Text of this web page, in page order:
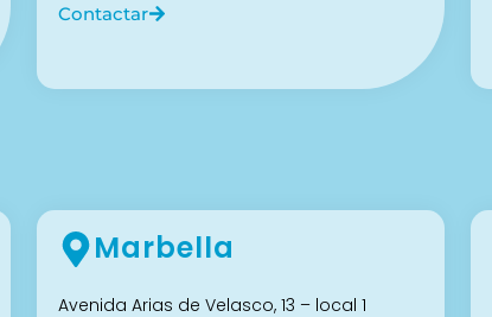
Contactar
Marbella
Avenida Arias de Velasco, 13 – local 1